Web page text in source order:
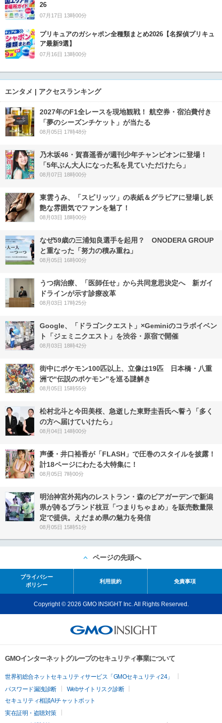
26
07月17日 13時00分
プリキュアのガシャポン全種類まとめ2026【名探偵プリキュ
ア最新9選】
07月16日 13時00分
エンタメ | アクセスランキング
2027年のF1全レースを現地観戦！ 航空券・宿泊費付き
「夢のシーズンチケット」が当たる
08月05日 17時48分
乃木坂46・賀喜遥香が週刊少年チャンピオンに登場！
「5年ぶん大人になった私を見ていただけたら」
08月07日 18時00分
東雲うみ、「スピリッツ」の表紙＆グラビアに登場し妖
艶な雰囲気でファンを魅了！
08月03日 18時00分
なぜ59歳の三浦知良選手を起用？ ONODERA GROUP
と重なった「努力の積み重ね」
08月05日 16時00分
うつ病治療、「医師任せ」から共同意思決定へ 新ガイ
ドラインが示す診療改革
08月03日 17時25分
Google、「ドラゴンクエスト」×Geminiのコラボイベン
ト「ジェミニクエスト」を渋谷・原宿で開催
08月03日 18時42分
街中にポケモン100匹以上、立像は19匹 日本橋・八重
洲で“伝説のポケモン”を巡る謎解き
08月05日 15時55分
松村北斗と今田美桜、急逝した東野圭吾氏へ誓う「多く
の方へ届けていけたら」
08月04日 14時00分
声優・井口裕香が「FLASH」で圧巻のスタイルを披露！
計18ページにわたる大特集に！
08月05日 7時00分
明治神宮外苑内のレストラン・森のビアガーデンで新潟
県が誇るブランド枝豆「つまりちゃまめ」を販売数量限
定で提供。えだまめ県の魅力を発信
08月05日 15時51分
ページの先頭へ
プライバシー
ポリシー
利用規約 免責事項
Copyright © 2026 GMO INSIGHT Inc. All Rights Reserved.
GMOインターネットグループのセキュリティ事業について
世界初総合ネットセキュリティサービス「GMOセキュリティ24」
パスワード漏洩診断
Webサイトリスク診断
セキュリティ相談AIチャットボット
実在証明・盗聴対策